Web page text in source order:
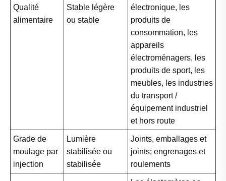
Qualité
alimentaire
Stable légère
ou stable
électronique, les
produits de
consommation, les
appareils
électroménagers, les
produits de sport, les
meubles, les industries
du transport /
équipement industriel
et hors route
Grade de
moulage par
injection
Lumière
stabilisée ou
stabilisée
Joints, emballages et
joints; engrenages et
roulements